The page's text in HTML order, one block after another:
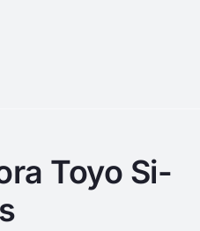
Toyo Si-